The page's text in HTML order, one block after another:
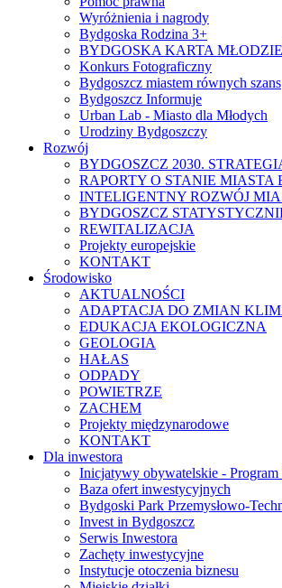
Wyróżnienia i nagrody
Bydgoska Rodzina 3+
BYDGOSKA KARTA
Konkurs Fotograficzny
Bydgoszcz miastem równych szans
Bydgoszcz Informuje
Urban Lab - Miasto dla Młodych
Urodziny Bydgoszczy
Rozwój
BYDGOSZCZ 2030.
RAPORTY O STANIE MIASTA
INTELIGENTNY ROZWÓJ
BYDGOSZCZ
REWITALIZACJA
Projekty europejskie
KONTAKT
Środowisko
AKTUALNOŚCI
ADAPTACJA DO ZMIAN
EDUKACJA EKOLOGICZNA
GEOLOGIA
HAŁAS
ODPADY
POWIETRZE
ZACHEM
Projekty międzynarodowe
KONTAKT
Dla inwestora
Inicjatywy obywatelskie - Program
Baza ofert inwestycyjnych
Bydgoski Park Przemysłowo-
Invest in Bydgoszcz
Serwis Inwestora
Zachęty inwestycyjne
Instytucje otoczenia biznesu